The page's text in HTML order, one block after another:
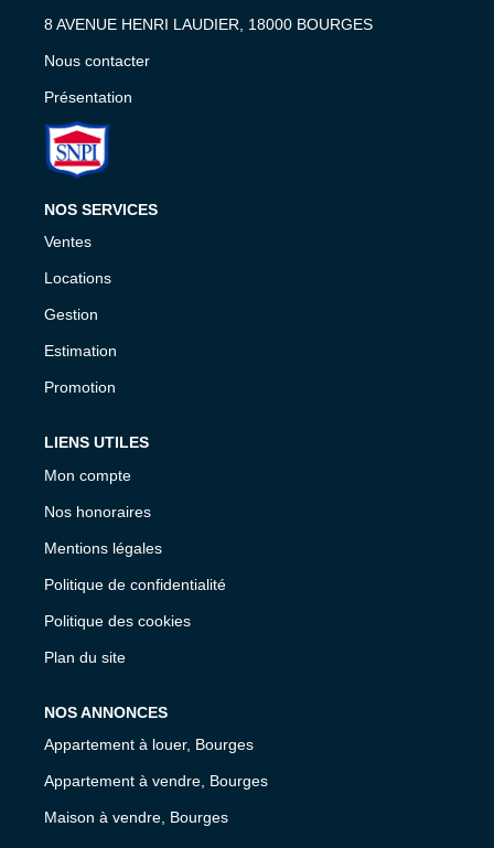
8 AVENUE HENRI LAUDIER, 18000 BOURGES
Nous contacter
Présentation
NOS SERVICES
Ventes
Locations
Gestion
Estimation
Promotion
LIENS UTILES
Mon compte
Nos honoraires
Mentions légales
Politique de confidentialité
Politique des cookies
Plan du site
NOS ANNONCES
Appartement à louer, Bourges
Appartement à vendre, Bourges
Maison à vendre, Bourges